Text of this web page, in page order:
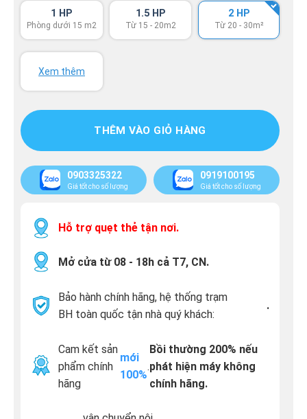
1 HP
Phòng dưới 15 m2
1.5 HP
Từ 15 - 20m2
2 HP
Từ 20 - 30m²
Xem thêm
THÊM VÀO GIỎ HÀNG
0903325322
Giá tốt cho số lượng
0919100195
Giá tốt cho số lượng
Hỗ trợ quẹt thẻ tận nơi.
Mở cửa từ 08 - 18h cả T7, CN.
Bảo hành chính hãng, hệ thống trạm
BH toàn quốc tận nhà quý khách:
.
Cam kết sản
phẩm chính
hãng
mới
100%
.
Bồi thường 200% nếu
phát hiện máy không
chính hãng.